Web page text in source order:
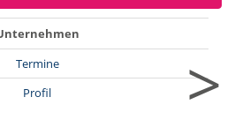
Termine
Profil
>